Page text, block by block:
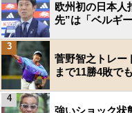
欧州初の日本人
先”は「ベルギ
菅野智之トレー
まで11勝4敗で
3
強いショック
4